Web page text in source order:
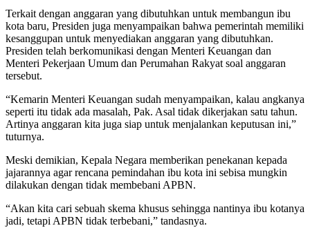
Terkait dengan anggaran yang dibutuhkan untuk membangun ibu
kota baru, Presiden juga menyampaikan bahwa pemerintah memiliki
kesanggupan untuk menyediakan anggaran yang dibutuhkan.
Presiden telah berkomunikasi dengan Menteri Keuangan dan
Menteri Pekerjaan Umum dan Perumahan Rakyat soal anggaran
tersebut.
“Kemarin Menteri Keuangan sudah menyampaikan, kalau angkanya
seperti itu tidak ada masalah, Pak. Asal tidak dikerjakan satu tahun.
Artinya anggaran kita juga siap untuk menjalankan keputusan ini,”
tuturnya.
Meski demikian, Kepala Negara memberikan penekanan kepada
jajarannya agar rencana pemindahan ibu kota ini sebisa mungkin
dilakukan dengan tidak membebani APBN.
“Akan kita cari sebuah skema khusus sehingga nantinya ibu kotanya
jadi, tetapi APBN tidak terbebani,” tandasnya.